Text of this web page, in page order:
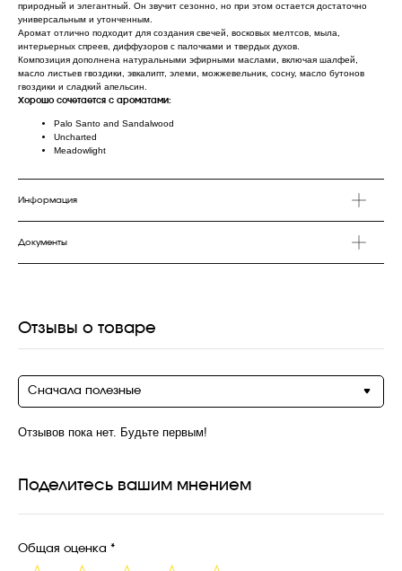
природный и элегантный. Он звучит сезонно, но при этом остается достаточно
универсальным и утонченным.
Аромат отлично подходит для создания свечей, восковых мелтсов, мыла,
интерьерных спреев, диффузоров с палочками и твердых духов.
Композиция дополнена натуральными эфирными маслами, включая шалфей,
масло листьев гвоздики, эвкалипт, элеми, можжевельник, сосну, масло бутонов
гвоздики и сладкий апельсин.
Хорошо сочетается с ароматами:
Palo Santo and Sandalwood
Uncharted
Meadowlight
Информация
Документы
Отзывы о товаре
Сначала полезные
Отзывов пока нет. Будьте первым!
Поделитесь вашим мнением
Общая оценка *